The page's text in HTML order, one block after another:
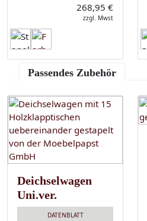
268,95 €
zzgl. Mwst
Passendes Zubehör
Deichselwagen
Uni.ver.
DATENBLATT